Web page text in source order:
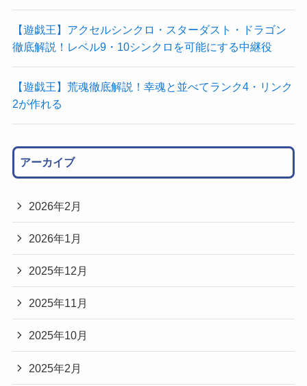
【遊戯王】アクセルシンクロ・スターダスト・ドラゴン
徹底解説！レベル9・10シンクロを可能にする中継役
【遊戯王】荒魂徹底解説！幸魂と並べてランク4・リンク
2が作れる
アーカイブ
2026年2月
2026年1月
2025年12月
2025年11月
2025年10月
2025年2月